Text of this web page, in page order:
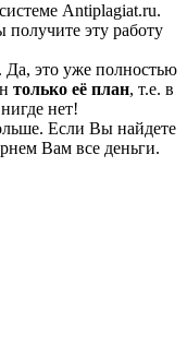
Аntiplagiat.ru.
эту работу
Да, это уже полностью
только её план, т.е. в
нет!
Если Вы найдете
Вам все деньги.